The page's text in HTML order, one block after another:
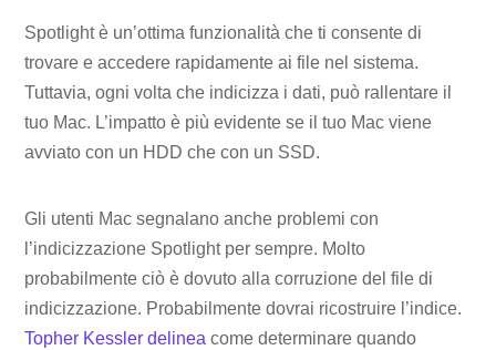
Spotlight è un’ottima funzionalità che ti consente di
trovare e accedere rapidamente ai file nel sistema.
Tuttavia, ogni volta che indicizza i dati, può rallentare il
tuo Mac. L’impatto è più evidente se il tuo Mac viene
avviato con un HDD che con un SSD.
Gli utenti Mac segnalano anche problemi con
l’indicizzazione Spotlight per sempre. Molto
probabilmente ciò è dovuto alla corruzione del file di
indicizzazione. Probabilmente dovrai ricostruire l’indice.
Topher Kessler delinea come determinare quando